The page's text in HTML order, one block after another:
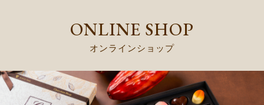
ONLINE SHOP
オンラインショップ